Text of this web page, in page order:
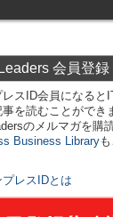
会員登録
スID会員になると
を読むことができ
のメルマガを購
Business Library
プレスIDとは